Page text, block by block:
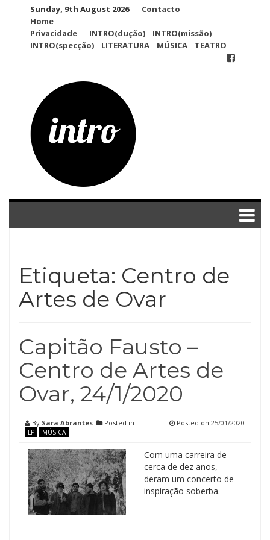
Sunday, 9th August 2026
Contacto
Home
Privacidade
INTRO(dução)
INTRO(missão)
INTRO(specção)
LITERATURA MÚSICA TEATRO
Etiqueta: Centro de
Artes de Ovar
Capitão Fausto –
Centro de Artes de
Ovar, 24/1/2020
By Sara Abrantes Posted in
LP MÚSICA
Posted on 25/01/2020
Com uma carreira de
cerca de dez anos,
deram um concerto de
inspiração soberba.